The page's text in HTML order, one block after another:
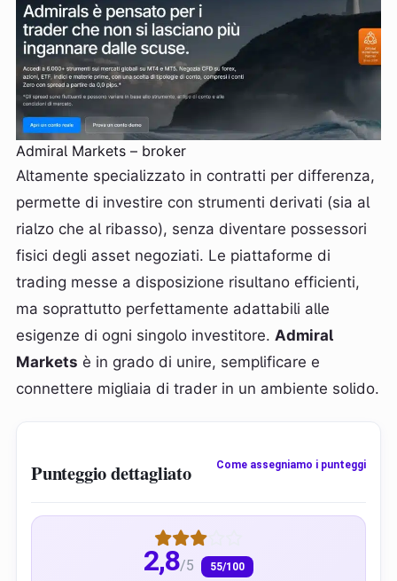
Admiral Markets – broker
Altamente specializzato in contratti per differenza,
permette di investire con strumenti derivati (sia al
rialzo che al ribasso), senza diventare possessori
fisici degli asset negoziati. Le piattaforme di
trading messe a disposizione risultano efficienti,
ma soprattutto perfettamente adattabili alle
esigenze di ogni singolo investitore. Admiral
Markets è in grado di unire, semplificare e
connettere migliaia di trader in un ambiente solido.
Punteggio dettagliato Come assegniamo i punteggi
2,8/5 55/100